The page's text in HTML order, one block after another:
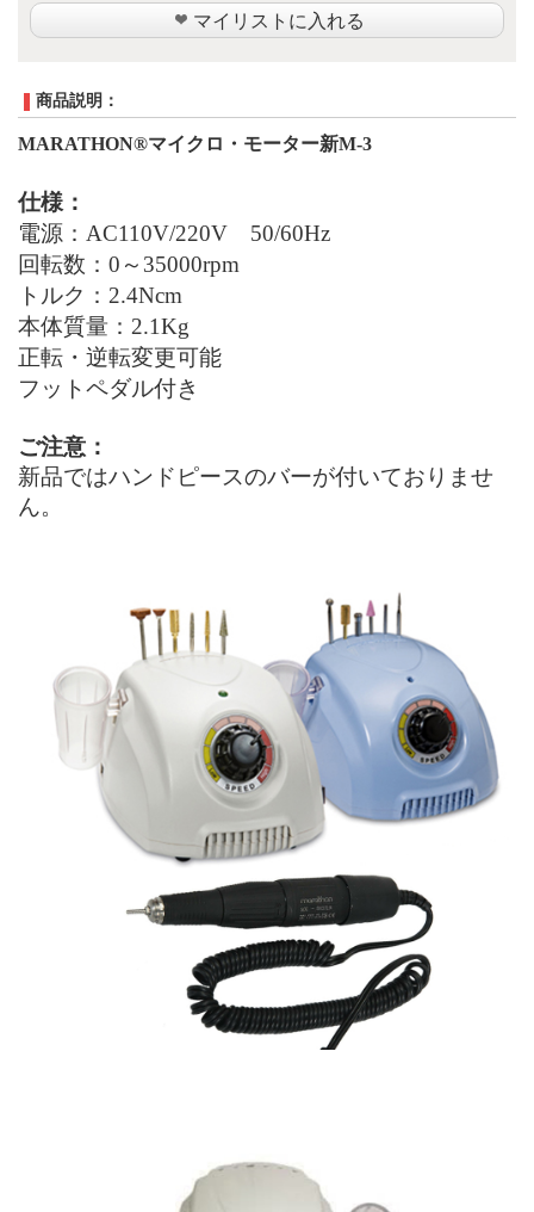
マイリストに入れる
商品説明：
MARATHON®マイクロ・モーター新M-3
仕様：
電源： AC110V/220V 50/60Hz
回転数：0～35000rpm
トルク： 2.4Ncm
本体質量：2.1Kg
正転・逆転変更可能
フットペダル付き
ご注意：
新品ではハンドピースのバーが付いておりませ
ん。